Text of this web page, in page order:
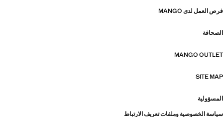
فرص العمل لدى MANGO
الصحافة
MANGO OUTLET
SITE MAP
المسؤولية
سياسة الخصوصية وملفات تعريف الارتباط